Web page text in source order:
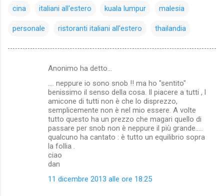
cina italiani all'estero kuala lumpur malesia
personale ristoranti italiani all'estero thailandia
Anonimo ha detto…
.... neppure io sono snob !! ma ho "sentito"
benissimo il senso della cosa. Il piacere a tutti , l
amicone di tutti non è che lo disprezzo,
semplicemente non è nel mio essere. A volte
tutto questo ha un prezzo che magari quello di
passare per snob non è neppure il più grande.....
qualcuno ha cantato : è tutto un equilibrio sopra
la follia .
ciao
dan
11 dicembre 2013 alle ore 18:25